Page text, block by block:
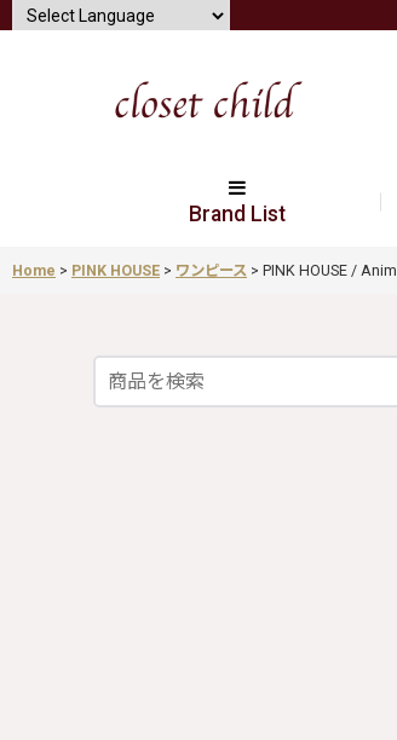
Brand List
Home > PINK HOUSE > ワンピース > PINK HOUSE /